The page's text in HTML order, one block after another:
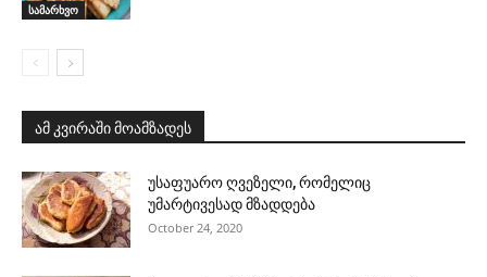
სამარხვო
ამ კვირაში მოამზადეს
უსაფუარო ღვეზელი, რომელიც
უმარტივესად მზადდება
October 24, 2020